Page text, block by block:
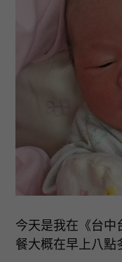
今天是我在《台中
餐大概在早上八點